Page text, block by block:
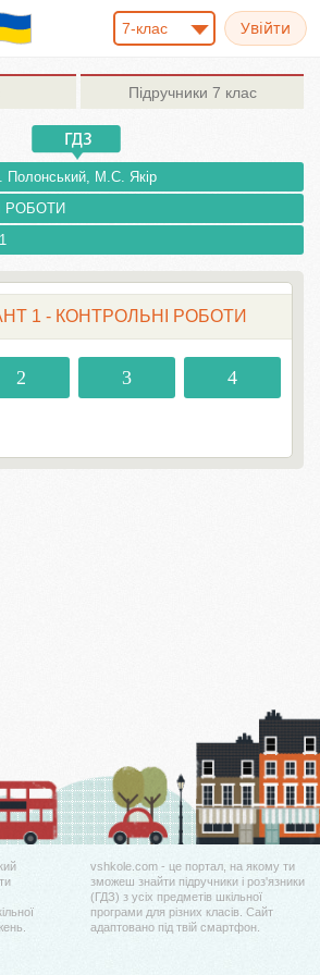
7-клас
Підручники 7 клас
М.С. Якір
РОБОТИ
1 - КОНТРОЛЬНІ РОБОТИ
2 3 4
vshkole.com - це портал, на якому ти
зможеш знайти підручники і роз'язники
(ГДЗ) з усіх предметів шкільної
програми для різних класів. Сайт
адаптовано під твій смартфон.